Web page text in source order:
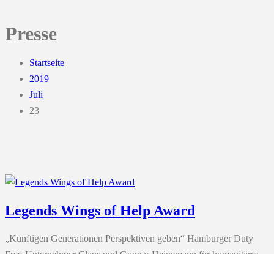
Presse
Startseite
2019
Juli
23
Legends Wings of Help Award
„Künftigen Generationen Perspektiven geben“ Hamburger Duty